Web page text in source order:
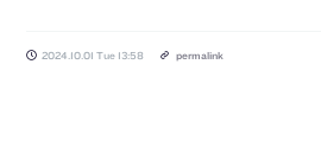
2024.10.01 Tue 13:58 permalink